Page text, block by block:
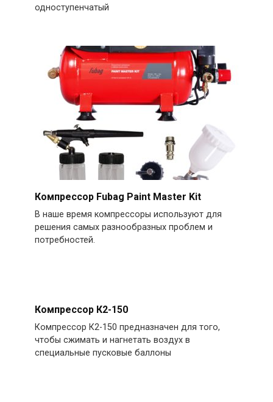
одноступенчатый
Компрессор Fubag Paint Master Kit
В наше время компрессоры используют для
решения самых разнообразных проблем и
потребностей.
Компрессор К2-150
Компрессор К2-150 предназначен для того,
чтобы сжимать и нагнетать воздух в
специальные пусковые баллоны